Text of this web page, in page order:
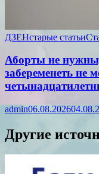
ДЗЕНстарые статьи
Аборты не
забеременеть не
admin06.08.2026
Другие